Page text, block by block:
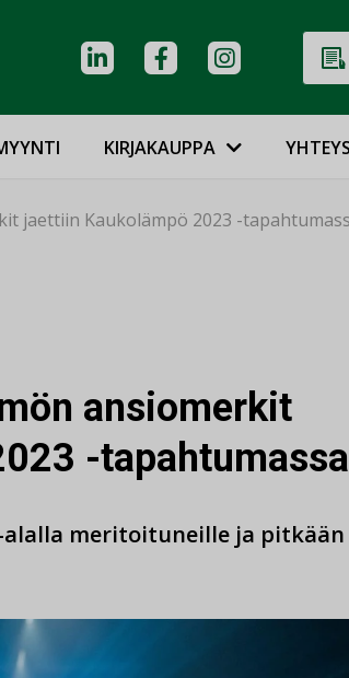
KIRJAKAUPPA
jaettiin Kaukolämpö 2023 -
ansiomerkit
-tapahtumassa
meritoituneille ja pitkään